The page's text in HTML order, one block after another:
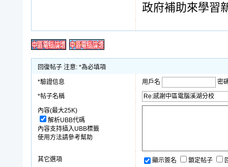
政府補助來學習
回復帖子 注意: *為必填項
*驗證信息 用戶名
密
*帖子名稱
內容(最大25K)
解析UBB代碼
內容支持插入UBB標籤
使用方法請參考幫助
其它選項 顯示簽名 鎖定帖子